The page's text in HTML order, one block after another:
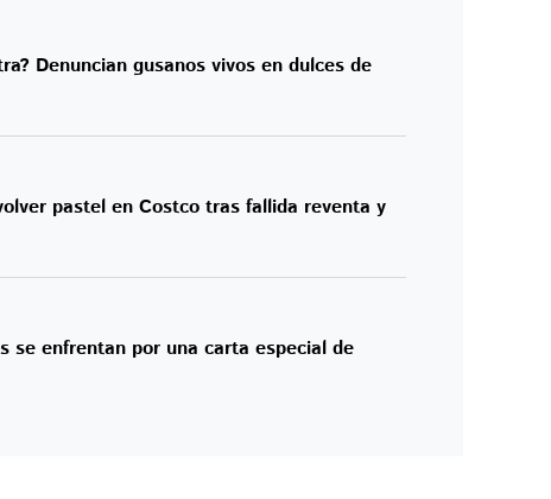
Denuncian gusanos vivos en dulces de
pastel en Costco tras fallida reventa y
se enfrentan por una carta especial de